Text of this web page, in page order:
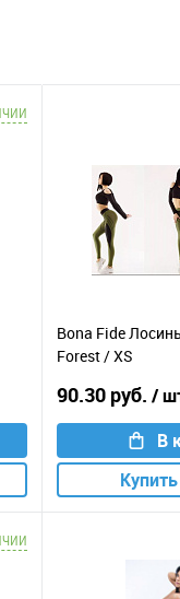
Bona Fide
Forest / XS
90.30 руб. /
В